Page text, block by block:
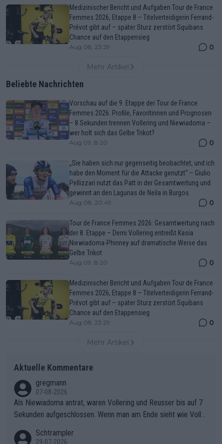
Medizinischer Bericht und Aufgaben Tour de France
Femmes 2026, Etappe 8 – Titelverteidigerin Ferrand-
Prévot gibt auf – später Sturz zerstört Squibans
Chance auf den Etappensieg
Aug 08, 23:29 0
Mehr Artikel
Beliebte Nachrichten
Vorschau auf die 9. Etappe der Tour de France
Femmes 2026: Profile, Favoritinnen und Prognosen
– 8 Sekunden trennen Vollering und Niewiadoma –
wer holt sich das Gelbe Trikot?
Aug 09, 8:20 0
„Sie haben sich nur gegenseitig beobachtet, und ich
habe den Moment für die Attacke genutzt“ – Giulio
Pellizzari nutzt das Patt in der Gesamtwertung und
gewinnt an den Lagunas de Neila in Burgos
Aug 08, 20:49 0
Tour de France Femmes 2026: Gesamtwertung nach
der 8. Etappe – Demi Vollering entreißt Kasia
Niewiadoma-Phinney auf dramatische Weise das
Gelbe Trikot
Aug 09, 8:20 0
Medizinischer Bericht und Aufgaben Tour de France
Femmes 2026, Etappe 8 – Titelverteidigerin Ferrand-
Prévot gibt auf – später Sturz zerstört Squibans
Chance auf den Etappensieg
Aug 08, 23:29 0
Mehr Artikel
Aktuelle Kommentare
gregmann
07-08-2026
Als Niewiadoma antrat, waren Vollering und Reusser bis auf 7
Sekunden aufgeschlossen. Wenn man am Ende sieht wie Voller
ering die 7 Sekunden zu Niewiadoma nicht geschlossen hat un
Schtrampler
29-07-2026